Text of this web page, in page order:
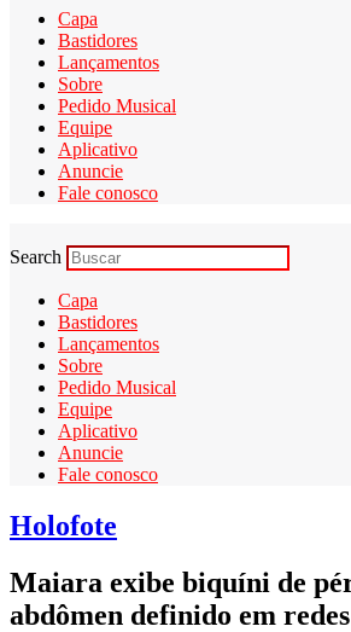
Capa
Bastidores
Lançamentos
Sobre
Pedido Musical
Equipe
Aplicativo
Anuncie
Fale conosco
Search
Capa
Bastidores
Lançamentos
Sobre
Pedido Musical
Equipe
Aplicativo
Anuncie
Fale conosco
Holofote
Maiara exibe biquíni de
abdômen definido em